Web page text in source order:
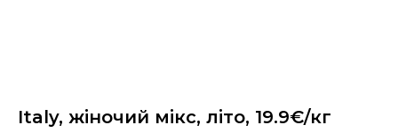
Italy, жіночий мікс, літо, 19.9€/кг